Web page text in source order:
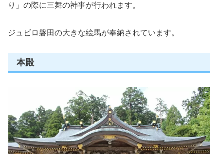
り」の際に三舞の神事が行われます。
ジュビロ磐田の大きな絵馬が奉納されています。
本殿